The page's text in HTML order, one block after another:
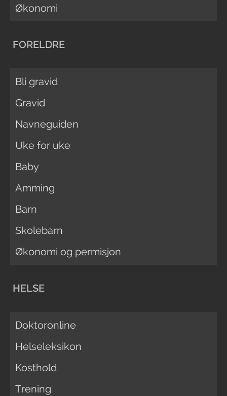
Økonomi
FORELDRE
Bli gravid
Gravid
Navneguiden
Uke for uke
Baby
Amming
Barn
Skolebarn
Økonomi og permisjon
HELSE
Doktoronline
Helseleksikon
Kosthold
Trening